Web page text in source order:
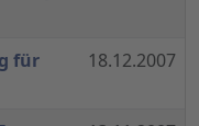
für
18.12.2007